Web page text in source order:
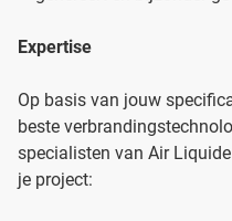
Expertise
Op basis van jouw
beste
specialisten van Air
je project: